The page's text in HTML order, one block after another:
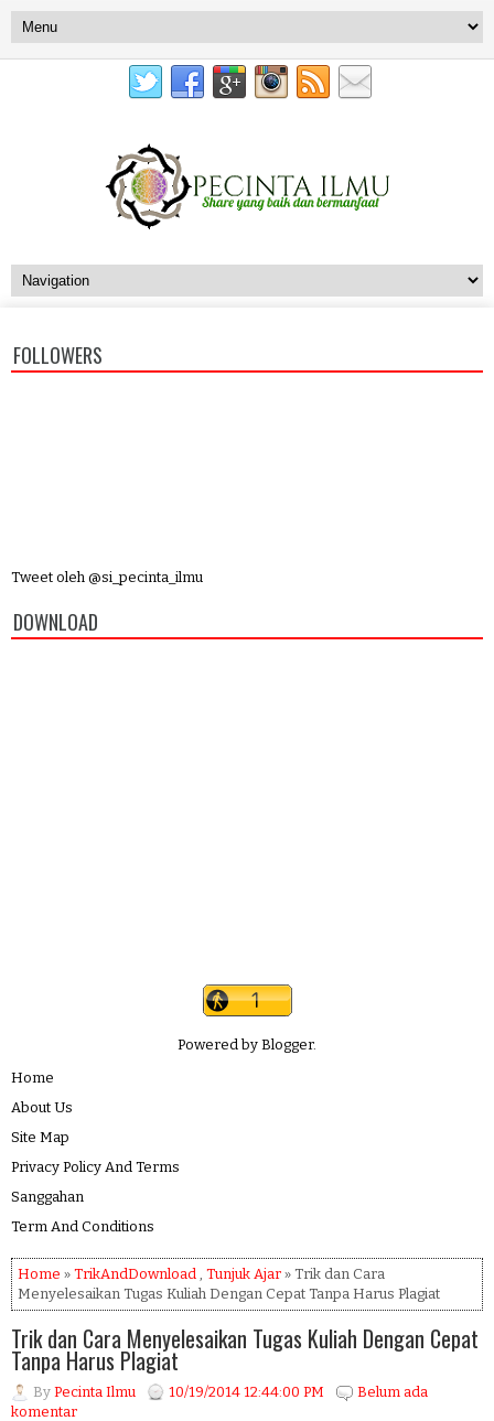
FOLLOWERS
Tweet oleh @si_pecinta_ilmu
DOWNLOAD
Powered by Blogger.
Home
About Us
Site Map
Privacy Policy And Terms
Sanggahan
Term And Conditions
Home » TrikAndDownload , Tunjuk Ajar » Trik dan Cara
Menyelesaikan Tugas Kuliah Dengan Cepat Tanpa Harus Plagiat
Trik dan Cara Menyelesaikan Tugas Kuliah Dengan Cepat
Tanpa Harus Plagiat
By Pecinta Ilmu 10/19/2014 12:44:00 PM
Belum ada
komentar